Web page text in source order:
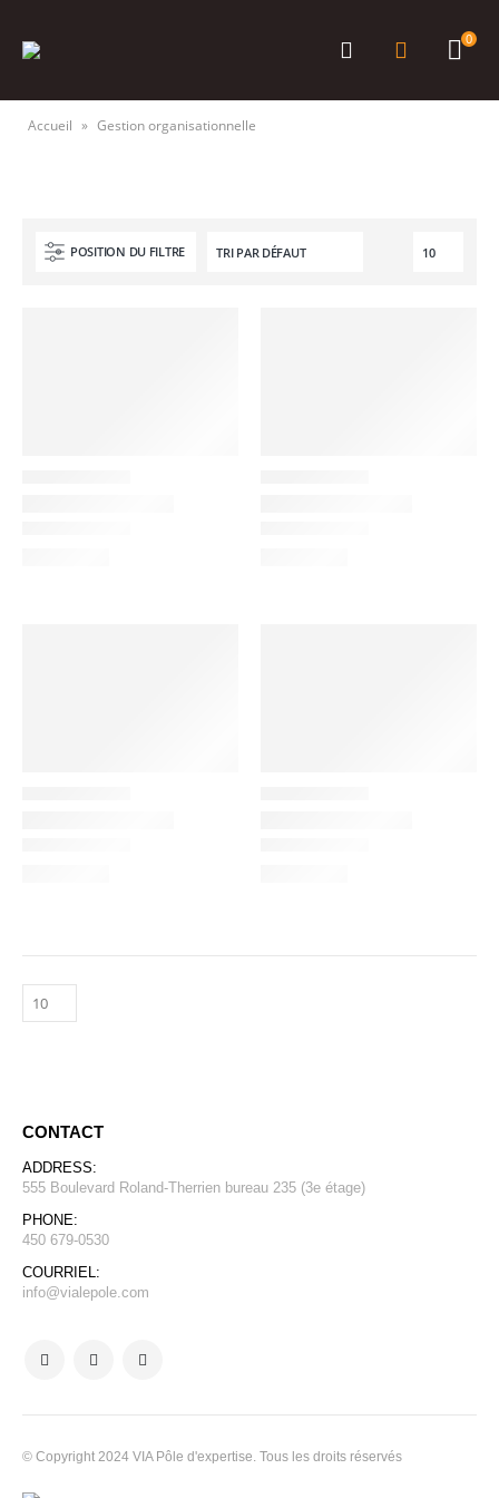
0
Accueil » Gestion organisationnelle
POSITION DU FILTRE
CONTACT
ADDRESS:
555 Boulevard Roland-Therrien bureau 235 (3e étage)
PHONE:
450 679-0530
COURRIEL:
info@vialepole.com
© Copyright 2024 VIA Pôle d'expertise. Tous les droits réservés